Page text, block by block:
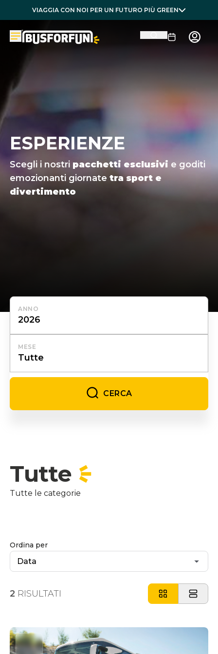
VIAGGIA CON NOI PER UN FUTURO PIÙ GREEN
ESPERIENZE
Scegli i nostri pacchetti esclusivi e goditi
emozionanti giornate tra sport e
divertimento
ANNO
MESE
CERCA
Tutte
Tutte le categorie
Ordina per
2 RISULTATI
Supplemento Ordine